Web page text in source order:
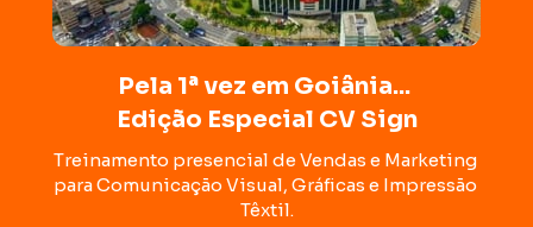
Pela 1ª vez em Goiânia...
Edição Especial CV Sign
Treinamento presencial de Vendas e Marketing
para Comunicação Visual, Gráficas e Impressão
Têxtil.